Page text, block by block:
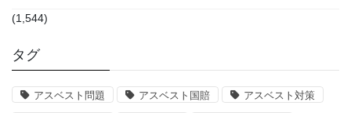
(1,544)
タグ
アスベスト問題 アスベスト国賠 アスベスト対策